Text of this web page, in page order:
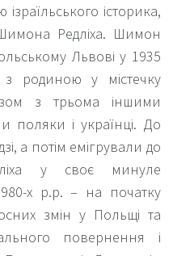
історика,
Редліха. Шимон
Львові у 1935
родиною у містечку
з трьома іншими
поляки і українці. До
а потім емігрували до
у своє минуле
х р.р. – на початку
змін у Польщі та
повернення і